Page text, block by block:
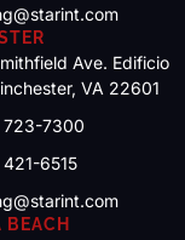
Ave. Edificio
VA 22601
723-7300
6515
BEACH